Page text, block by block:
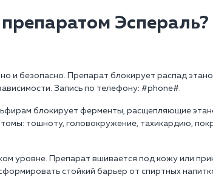
Эспераль?
и безопасно. Препарат блокирует распад
Запись по телефону: #phone#.
блокирует ферменты, расщепляющие
тошноту, головокружение, тахикардию,
уровне. Препарат вшивается под кожу или
стойкий барьер от спиртных